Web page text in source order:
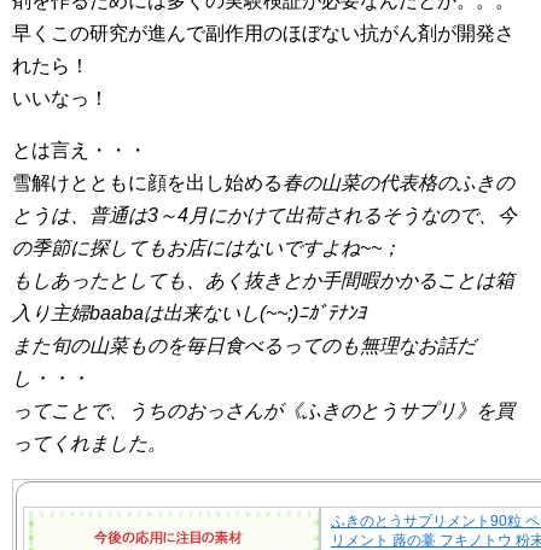
早くこの研究が進んで副作用のほぼない抗がん剤が開発さ
れたら！
いいなっ！
とは言え・・・
雪解けとともに顔を出し始める春の山菜の代表格のふきの
とうは、普通は3～4月にかけて出荷されるそうなので、今
の季節に探してもお店にはないですよね~~；
もしあったとしても、あく抜きとか手間暇かかることは箱
入り主婦baabaは出来ないし(~~;)ﾆｶﾞﾃﾅﾝﾖ
また旬の山菜ものを毎日食べるってのも無理なお話だ
し・・・
ってことで、うちのおっさんが《ふきのとうサプリ》を買
ってくれました。
ふきのとうサプリメント90粒
リメント 蕗の薹 フキノトウ 粉